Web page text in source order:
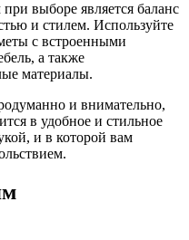
выборе является баланс
и стилем. Используйте
с встроенными
а также
материалы.
и внимательно,
в удобное и стильное
и в которой вам